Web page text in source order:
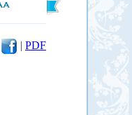
| PDF